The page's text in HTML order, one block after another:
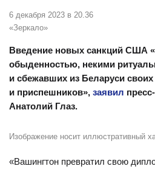
6 декабря 2023 в 20.36
«Зеркало»
Введение новых санкций США
обыденностью, некими
и сбежавших из Беларуси
и приспешников», заявил
Анатолий Глаз.
Изображение носит иллюстративный
«Вашингтон превратил свою